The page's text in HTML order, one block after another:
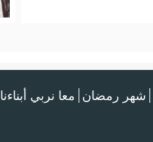
شهر رمضان معا نربي أبناءنا